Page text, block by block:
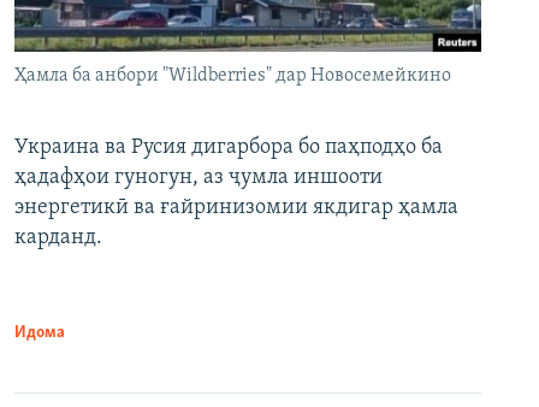
Ҳамла ба анбори "Wildberries" дар Новосемейкино
Украина ва Русия дигарбора бо паҳподҳо ба
ҳадафҳои гуногун, аз ҷумла иншооти
энергетикӣ ва ғайринизомии якдигар ҳамла
карданд.
Идома